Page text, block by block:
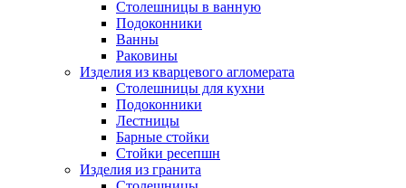
Столешницы в ванную
Подоконники
Ванны
Раковины
Изделия из кварцевого агломерата
Столешницы для кухни
Подоконники
Лестницы
Барные стойки
Стойки ресепшн
Изделия из гранита